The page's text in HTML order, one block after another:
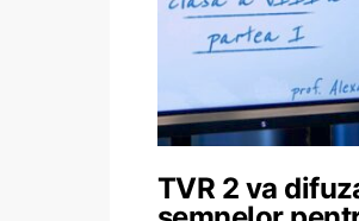
TVR 2 va